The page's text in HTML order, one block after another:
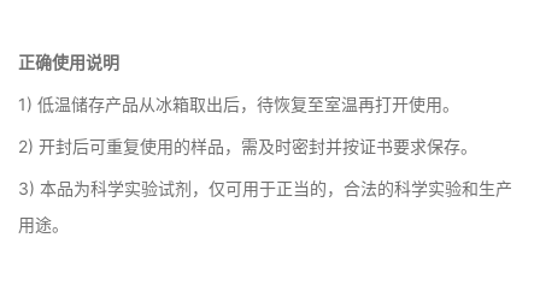
正确使用说明
1) 低温储存产品从冰箱取出后，待恢复至室温再打开使用。
2) 开封后可重复使用的样品，需及时密封并按证书要求保存。
3) 本品为科学实验试剂，仅可用于正当的，合法的科学实验和生产
用途。